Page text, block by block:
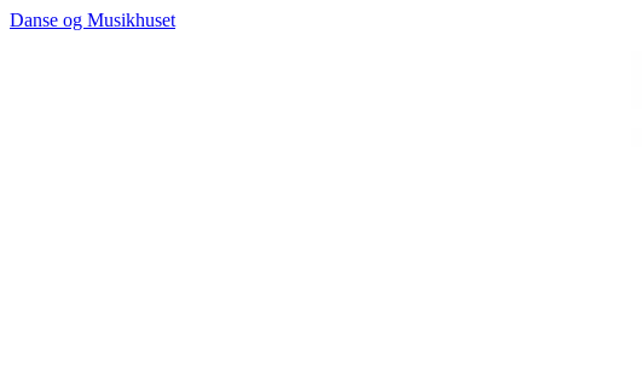
Danse og Musikhuset